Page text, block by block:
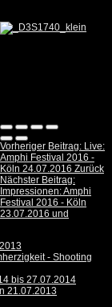
Vorheriger Beitrag: Live:
Amphi Festival 2016 -
Köln 24.07.2016 Zurück
Nächster Beitrag:
Impressionen: Amphi
Festival 2016 - Köln
23.07.2016 und
- Shooting
bis 27.07.2014
21.07.2013